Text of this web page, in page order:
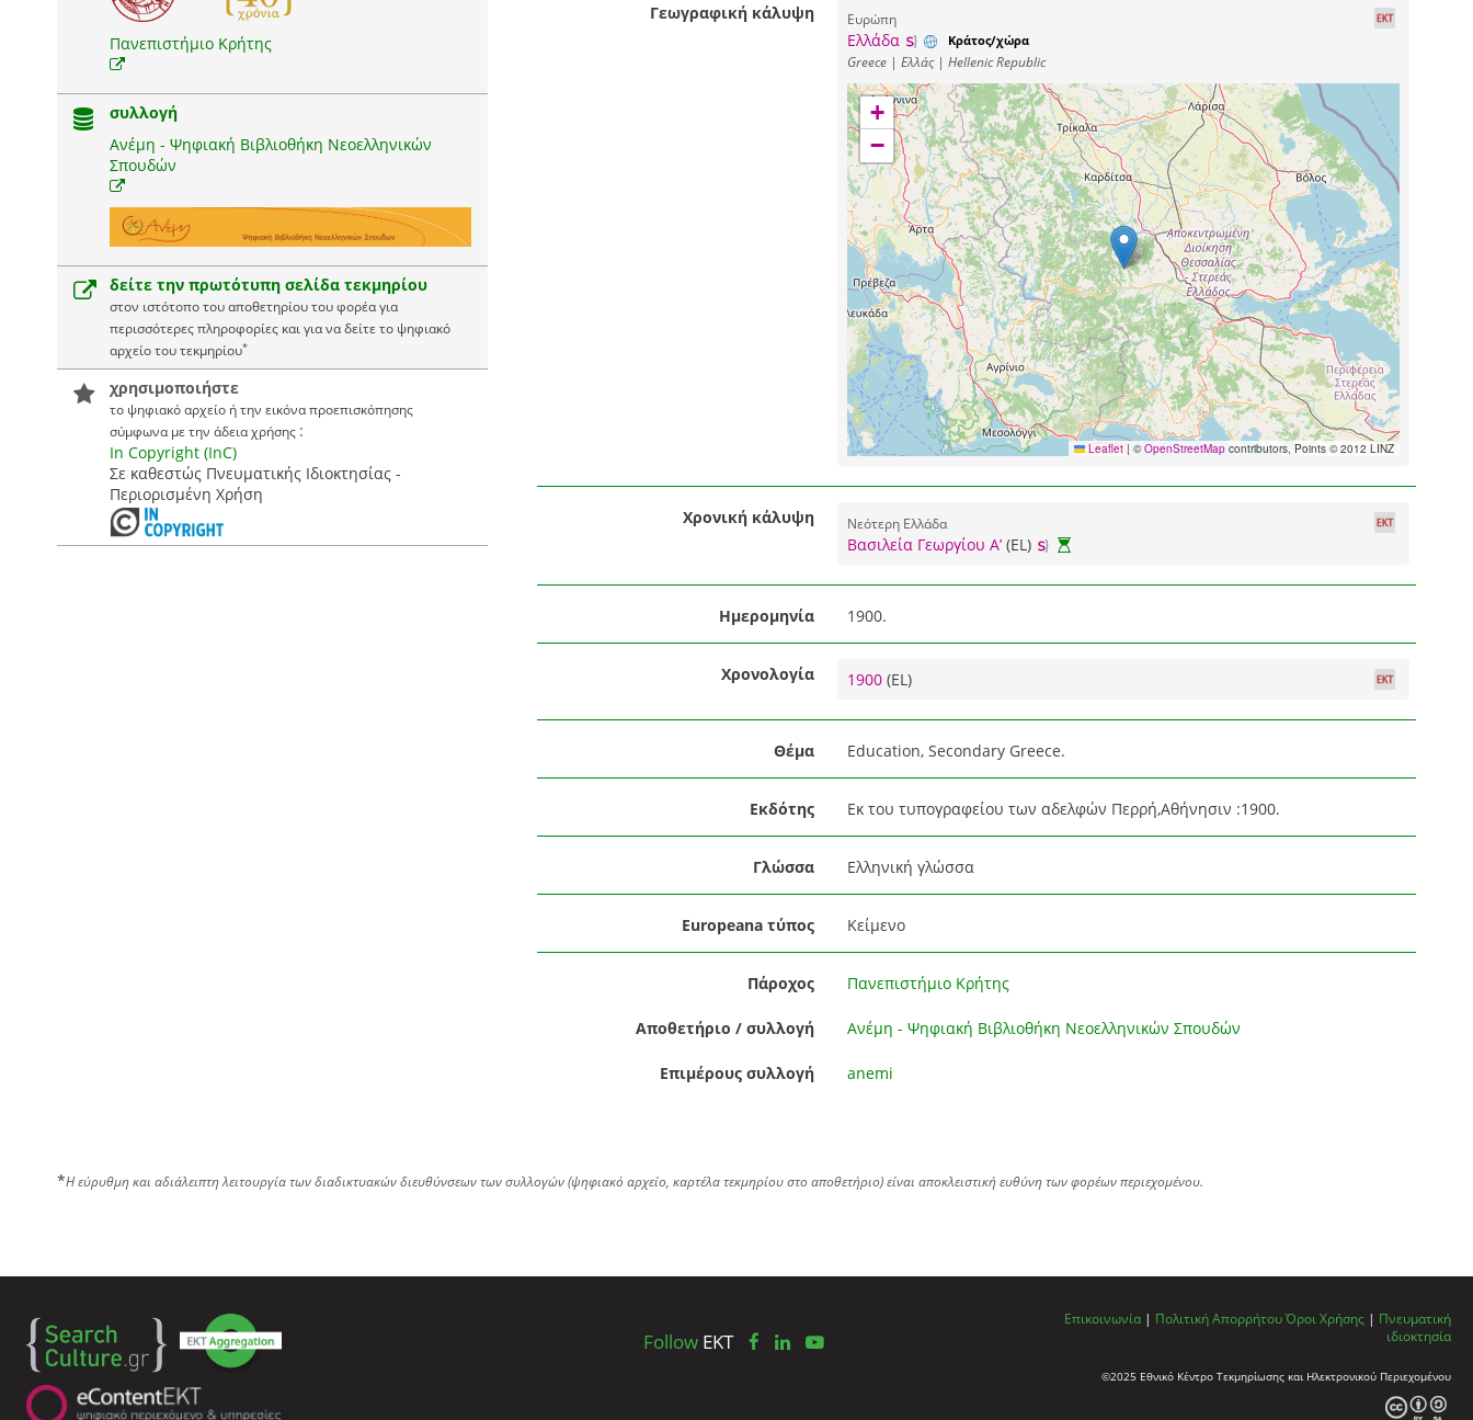
Πανεπιστήμιο Κρήτης
συλλογή
Ανέμη - Ψηφιακή Βιβλιοθήκη Νεοελληνικών
Σπουδών
δείτε την πρωτότυπη σελίδα τεκμηρίου
στον ιστότοπο του αποθετηρίου του φορέα για
περισσότερες πληροφορίες και για να δείτε το ψηφιακό
αρχείο του τεκμηρίου*
χρησιμοποιήστε
το ψηφιακό αρχείο ή την εικόνα προεπισκόπησης
σύμφωνα με την άδεια χρήσης :
In Copyright (InC)
Σε καθεστώς Πνευματικής Ιδιοκτησίας -
Περιορισμένη Χρήση
Γεωγραφική κάλυψη Ευρώπη
Ελλάδα Κράτος/χώρα
Greece | Ελλάς | Hellenic Republic
+
−
Leaflet | © OpenStreetMapcontributors, Points © 2012 LINZ
Χρονική κάλυψη Νεότερη Ελλάδα
Βασιλεία Γεωργίου Α’(EL)
Ημερομηνία 1900.
Χρονολογία 1900 (EL)
Θέμα Education, Secondary Greece.
Εκδότης Εκ του τυπογραφείου των αδελφών Περρή,Αθήνησιν :1900.
Γλώσσα Ελληνική γλώσσα
Europeana τύπος Κείμενο
Πάροχος Πανεπιστήμιο Κρήτης
Αποθετήριο / συλλογή Ανέμη - Ψηφιακή Βιβλιοθήκη Νεοελληνικών Σπουδών
Επιμέρους συλλογή anemi
*Η εύρυθμη και αδιάλειπτη λειτουργία των διαδικτυακών διευθύνσεων των συλλογών (ψηφιακό αρχείο, καρτέλα τεκμηρίου στο αποθετήριο) είναι αποκλειστική ευθύνη των φορέων περιεχομένου.
FollowEKT
Επικοινωνία | Πολιτική ΑπορρήτουΌροι Χρήσης | Πνευματική
ιδιοκτησία
©2025 Εθνικό Κέντρο Τεκμηρίωσης και Ηλεκτρονικού Περιεχομένου